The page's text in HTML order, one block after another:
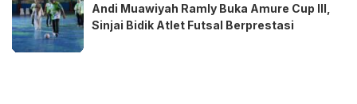
Andi Muawiyah Ramly Buka Amure Cup III,
Sinjai Bidik Atlet Futsal Berprestasi